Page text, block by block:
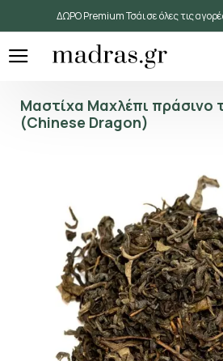
ΔΩΡΟ Premium Τσάι σε όλες τις
Μαστίχα Μαχλέπι πράσινο
(Chinese Dragon)